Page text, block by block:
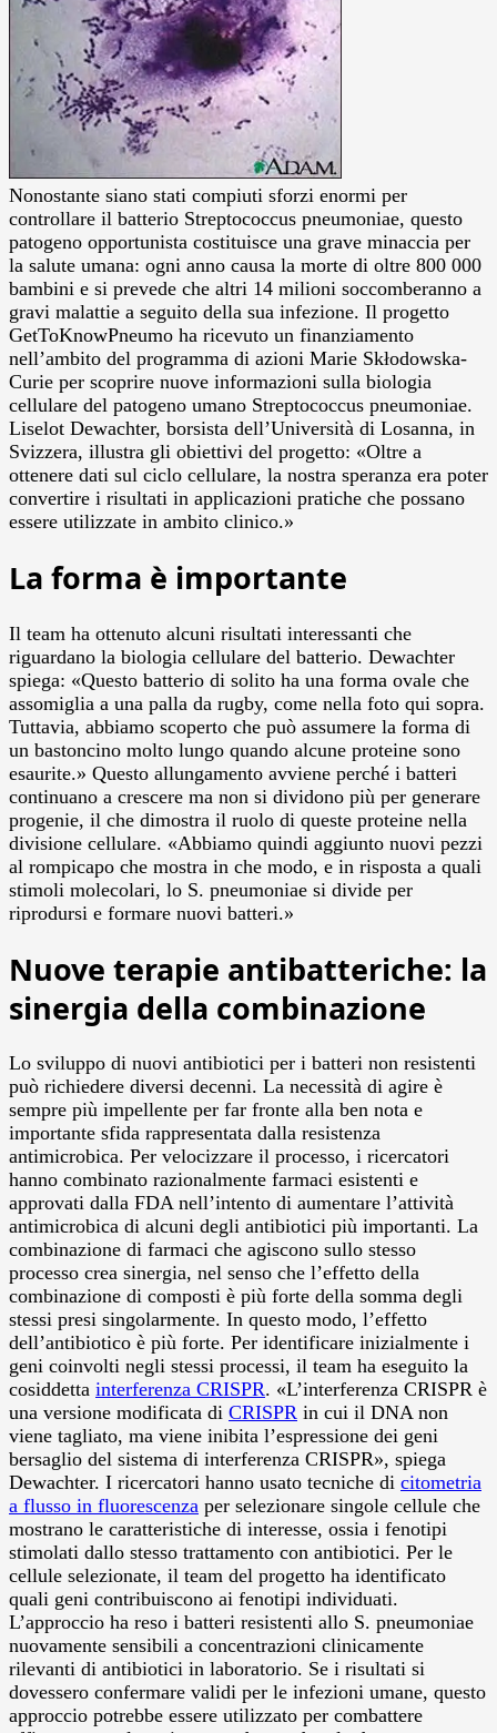
Nonostante siano stati compiuti sforzi enormi per
controllare il batterio Streptococcus pneumoniae, questo
patogeno opportunista costituisce una grave minaccia per
la salute umana: ogni anno causa la morte di oltre 800 000
bambini e si prevede che altri 14 milioni soccomberanno a
gravi malattie a seguito della sua infezione. Il progetto
GetToKnowPneumo ha ricevuto un finanziamento
nell’ambito del programma di azioni Marie Skłodowska-
Curie per scoprire nuove informazioni sulla biologia
cellulare del patogeno umano Streptococcus pneumoniae.
Liselot Dewachter, borsista dell’Università di Losanna, in
Svizzera, illustra gli obiettivi del progetto: «Oltre a
ottenere dati sul ciclo cellulare, la nostra speranza era poter
convertire i risultati in applicazioni pratiche che possano
essere utilizzate in ambito clinico.»
La forma è importante
Il team ha ottenuto alcuni risultati interessanti che
riguardano la biologia cellulare del batterio. Dewachter
spiega: «Questo batterio di solito ha una forma ovale che
assomiglia a una palla da rugby, come nella foto qui sopra.
Tuttavia, abbiamo scoperto che può assumere la forma di
un bastoncino molto lungo quando alcune proteine sono
esaurite.» Questo allungamento avviene perché i batteri
continuano a crescere ma non si dividono più per generare
progenie, il che dimostra il ruolo di queste proteine nella
divisione cellulare. «Abbiamo quindi aggiunto nuovi pezzi
al rompicapo che mostra in che modo, e in risposta a quali
stimoli molecolari, lo S. pneumoniae si divide per
riprodursi e formare nuovi batteri.»
Nuove terapie antibatteriche: la
sinergia della combinazione
Lo sviluppo di nuovi antibiotici per i batteri non resistenti
può richiedere diversi decenni. La necessità di agire è
sempre più impellente per far fronte alla ben nota e
importante sfida rappresentata dalla resistenza
antimicrobica. Per velocizzare il processo, i ricercatori
hanno combinato razionalmente farmaci esistenti e
approvati dalla FDA nell’intento di aumentare l’attività
antimicrobica di alcuni degli antibiotici più importanti. La
combinazione di farmaci che agiscono sullo stesso
processo crea sinergia, nel senso che l’effetto della
combinazione di composti è più forte della somma degli
stessi presi singolarmente. In questo modo, l’effetto
dell’antibiotico è più forte. Per identificare inizialmente i
geni coinvolti negli stessi processi, il team ha eseguito la
cosiddetta interferenza CRISPR. «L’interferenza CRISPR è
una versione modificata di CRISPR in cui il DNA non
viene tagliato, ma viene inibita l’espressione dei geni
bersaglio del sistema di interferenza CRISPR», spiega
Dewachter. I ricercatori hanno usato tecniche di citometria
a flusso in fluorescenza per selezionare singole cellule che
mostrano le caratteristiche di interesse, ossia i fenotipi
stimolati dallo stesso trattamento con antibiotici. Per le
cellule selezionate, il team del progetto ha identificato
quali geni contribuiscono ai fenotipi individuati.
L’approccio ha reso i batteri resistenti allo S. pneumoniae
nuovamente sensibili a concentrazioni clinicamente
rilevanti di antibiotici in laboratorio. Se i risultati si
dovessero confermare validi per le infezioni umane, questo
approccio potrebbe essere utilizzato per combattere